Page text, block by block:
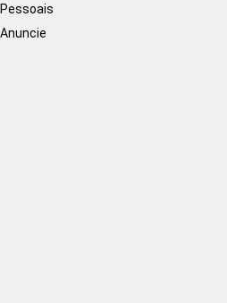
Pessoais
Anuncie